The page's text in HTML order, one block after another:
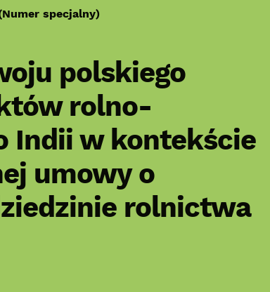
specjalny)
polskiego
rolno-
Indii w kontekście
umowy o
rolnictwa